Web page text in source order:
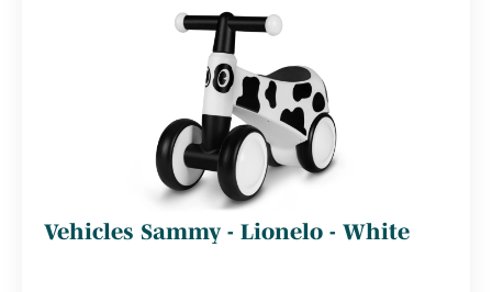
Vehicles Sammy - Lionelo - White